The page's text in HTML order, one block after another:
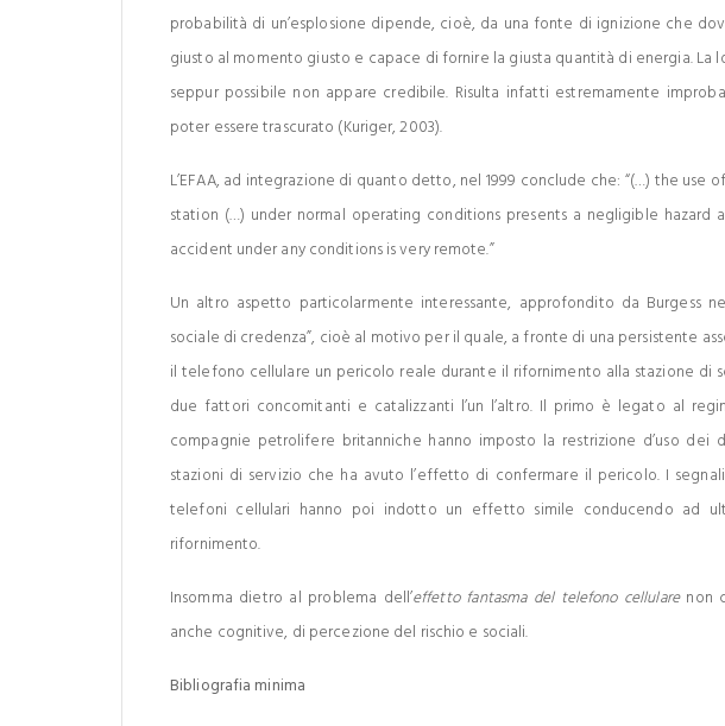
probabilità di un’esplosione dipende, cioè, da una fonte di ignizione che
giusto al momento giusto e capace di fornire la giusta quantità di energia. La
seppur possibile non appare credibile. Risulta infatti estremamente
poter essere trascurato (Kuriger, 2003).
L’EFAA, ad integrazione di quanto detto, nel 1999 conclude che: “(…) the
station (…) under normal operating conditions presents a negligible hazard
accident under any conditions is very remote.”
Un altro aspetto particolarmente interessante, approfondito da Burgess
sociale di credenza”, cioè al motivo per il quale, a fronte di una persistente
il telefono cellulare un pericolo reale durante il rifornimento alla stazione di
due fattori concomitanti e catalizzanti l’un l’altro. Il primo è legato al
compagnie petrolifere britanniche hanno imposto la restrizione d’uso dei
stazioni di servizio che ha avuto l’effetto di confermare il pericolo. I
telefoni cellulari hanno poi indotto un effetto simile conducendo ad
rifornimento.
Insomma dietro al problema dell’effetto fantasma del telefono cellularenon
anche cognitive, di percezione del rischio e sociali.
Bibliografia minima